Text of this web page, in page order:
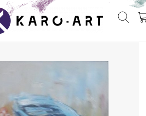
- Roeiboten 80x80cm